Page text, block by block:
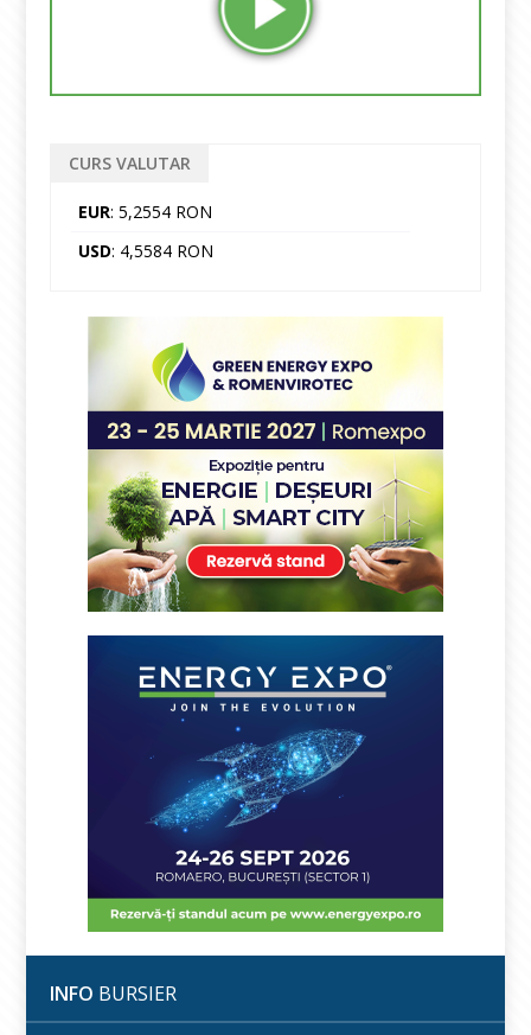
CURS VALUTAR
EUR: 5,2554 RON
USD: 4,5584 RON
INFO BURSIER